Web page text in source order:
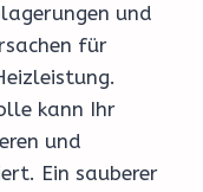
und
für
kann Ihr
und
Ein sauberer